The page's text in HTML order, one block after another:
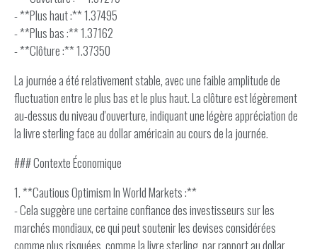
- **Plus haut :** 1.37495
- **Plus bas :** 1.37162
- **Clôture :** 1.37350
La journée a été relativement stable, avec une faible amplitude de
fluctuation entre le plus bas et le plus haut. La clôture est légèrement
au-dessus du niveau d'ouverture, indiquant une légère appréciation de
la livre sterling face au dollar américain au cours de la journée.
### Contexte Économique
1. **Cautious Optimism In World Markets :**
- Cela suggère une certaine confiance des investisseurs sur les
marchés mondiaux, ce qui peut soutenir les devises considérées
comme plus risquées, comme la livre sterling, par rapport au dollar